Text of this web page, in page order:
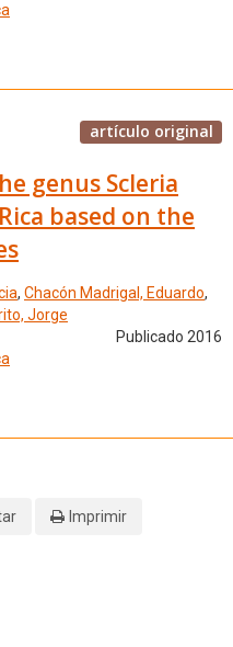
artículo original
genus Scleria
based on the
, Chacón Madrigal, Eduardo,
Jorge
Publicado 2016
Imprimir